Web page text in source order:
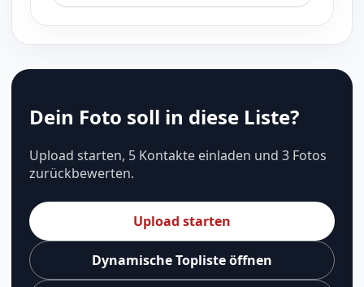
Dein Foto soll in diese Liste?
Upload starten, 5 Kontakte einladen und 3 Fotos
zurückbewerten.
Upload starten
Dynamische Topliste öffnen